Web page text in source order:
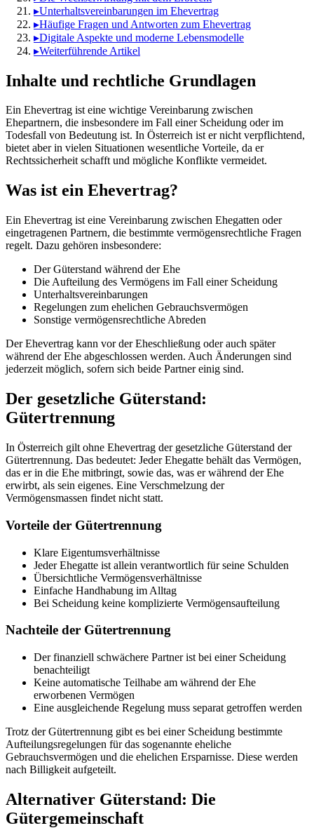
▸Unterhaltsvereinbarungen im Ehevertrag
▸Häufige Fragen und Antworten zum Ehevertrag
▸Digitale Aspekte und moderne Lebensmodelle
▸Weiterführende Artikel
Inhalte und rechtliche Grundlagen
Ein Ehevertrag ist eine wichtige Vereinbarung zwischen
Ehepartnern, die insbesondere im Fall einer Scheidung oder im
Todesfall von Bedeutung ist. In Österreich ist er nicht verpflichtend,
bietet aber in vielen Situationen wesentliche Vorteile, da er
Rechtssicherheit schafft und mögliche Konflikte vermeidet.
Was ist ein Ehevertrag?
Ein Ehevertrag ist eine Vereinbarung zwischen Ehegatten oder
eingetragenen Partnern, die bestimmte vermögensrechtliche Fragen
regelt. Dazu gehören insbesondere:
Der Güterstand während der Ehe
Die Aufteilung des Vermögens im Fall einer Scheidung
Unterhaltsvereinbarungen
Regelungen zum ehelichen Gebrauchsvermögen
Sonstige vermögensrechtliche Abreden
Der Ehevertrag kann vor der Eheschließung oder auch später
während der Ehe abgeschlossen werden. Auch Änderungen sind
jederzeit möglich, sofern sich beide Partner einig sind.
Der gesetzliche Güterstand:
Gütertrennung
In Österreich gilt ohne Ehevertrag der gesetzliche Güterstand der
Gütertrennung. Das bedeutet: Jeder Ehegatte behält das Vermögen,
das er in die Ehe mitbringt, sowie das, was er während der Ehe
erwirbt, als sein eigenes. Eine Verschmelzung der
Vermögensmassen findet nicht statt.
Vorteile der Gütertrennung
Klare Eigentumsverhältnisse
Jeder Ehegatte ist allein verantwortlich für seine Schulden
Übersichtliche Vermögensverhältnisse
Einfache Handhabung im Alltag
Bei Scheidung keine komplizierte Vermögensaufteilung
Nachteile der Gütertrennung
Der finanziell schwächere Partner ist bei einer Scheidung
benachteiligt
Keine automatische Teilhabe am während der Ehe
erworbenen Vermögen
Eine ausgleichende Regelung muss separat getroffen werden
Trotz der Gütertrennung gibt es bei einer Scheidung bestimmte
Aufteilungsregelungen für das sogenannte eheliche
Gebrauchsvermögen und die ehelichen Ersparnisse. Diese werden
nach Billigkeit aufgeteilt.
Alternativer Güterstand: Die
Gütergemeinschaft